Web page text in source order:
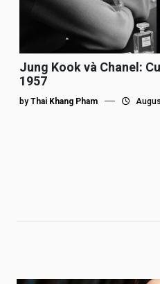
Jung Kook và Chanel:
1957
by Thai Khang Pham